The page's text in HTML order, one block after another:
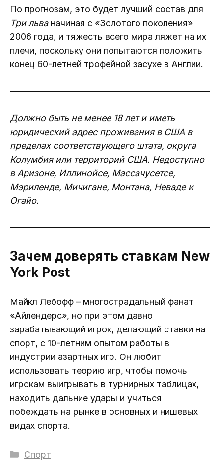
По прогнозам, это будет лучший состав для
Три льваначиная с «Золотого поколения»
2006 года, и тяжесть всего мира ляжет на их
плечи, поскольку они попытаются положить
конец 60-летней трофейной засухе в Англии.
Должно быть не менее 18 лет и иметь
юридический адрес проживания в США в
пределах соответствующего штата, округа
Колумбия или территорий США. Недоступно
в Аризоне, Иллинойсе, Массачусетсе,
Мэриленде, Мичигане, Монтана, Неваде и
Огайо.
Зачем доверять ставкам New
York Post
Майкл Лебофф – многострадальный фанат
«Айлендерс», но при этом давно
зарабатывающий игрок, делающий ставки на
спорт, с 10-летним опытом работы в
индустрии азартных игр. Он любит
использовать теорию игр, чтобы помочь
игрокам выигрывать в турнирных таблицах,
находить дальние удары и учиться
побеждать на рынке в основных и нишевых
видах спорта.
Рубрики
Спорт